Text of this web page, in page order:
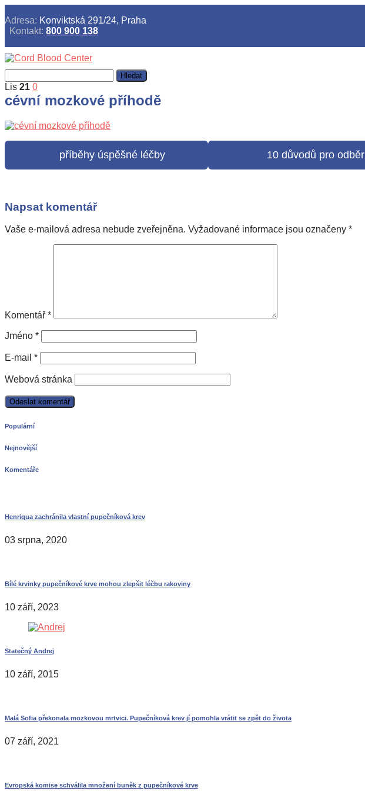
Adresa: Konviktská 291/24, Praha
Kontakt: 800 900 138
Lis 21 0
cévní mozkové příhodě
příběhy úspěšné léčby 10 důvodů pro odběr
Napsat komentář
Vaše e-mailová adresa nebude zveřejněna. Vyžadované informace jsou označeny *
Komentář *
Jméno *
E-mail *
Webová stránka
Populární
Nejnovější
Komentáře
Henriqua zachránila vlastní pupečníková krev
03 srpna, 2020
Bílé krvinky pupečníkové krve mohou zlepšit léčbu rakoviny
10 září, 2023
Statečný Andrej
10 září, 2015
Malá Sofia překonala mozkovou mrtvici. Pupečníková krev jí pomohla vrátit se zpět do života
07 září, 2021
Evropská komise schválila množení buněk z pupečníkové krve